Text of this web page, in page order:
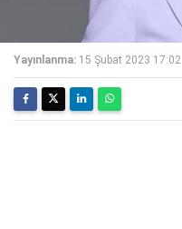
Yayınlanma: 15 Şubat 2023 17:02